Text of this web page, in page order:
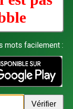
mots facilement :